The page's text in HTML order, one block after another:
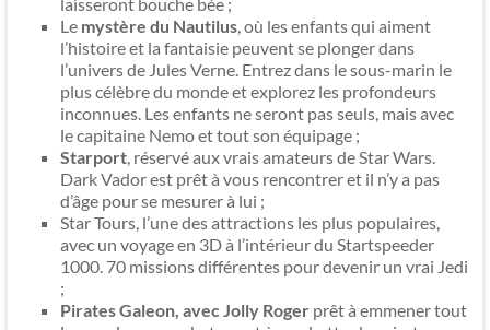
laisseront bouche bée ;
Le mystère du Nautilus, où les enfants qui aiment
l’histoire et la fantaisie peuvent se plonger dans
l’univers de Jules Verne. Entrez dans le sous-marin le
plus célèbre du monde et explorez les profondeurs
inconnues. Les enfants ne seront pas seuls, mais avec
le capitaine Nemo et tout son équipage ;
Starport, réservé aux vrais amateurs de Star Wars.
Dark Vador est prêt à vous rencontrer et il n’y a pas
d’âge pour se mesurer à lui ;
Star Tours, l’une des attractions les plus populaires,
avec un voyage en 3D à l’intérieur du Startspeeder
1000. 70 missions différentes pour devenir un vrai Jedi
;
Pirates Galeon, avec Jolly Rogerprêt à emmener tout